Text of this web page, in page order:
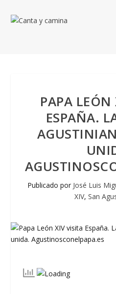
PAPA
ESPAÑA.
Publicado por José Luis
XIV, San